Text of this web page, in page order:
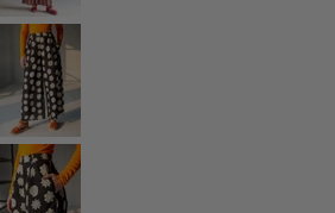
Coton
Coton biologique
Maillots de bain et vêtements de plage
Vêtements de fête